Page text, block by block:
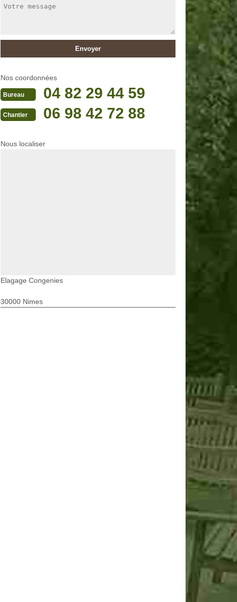
Nos coordonnées
Bureau 04 82 29 44 59
Chantier 06 98 42 72 88
Nous localiser
Elagage Congenies
30000 Nimes